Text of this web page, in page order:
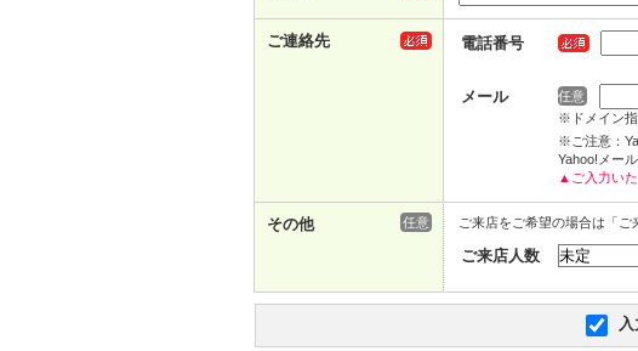
ご連絡先 電話番号
メール 任意
※ドメイン指
※ご注意：
Yahoo!メー
▲ご入力い
その他 任意 ご来店をご希望の場合は「ご
ご来店人数